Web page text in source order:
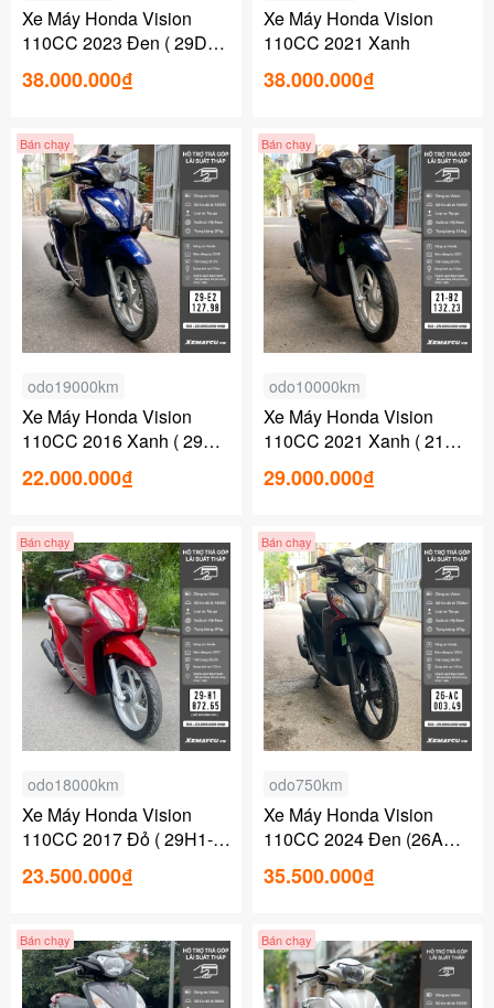
Xe Máy Honda Vision
110CC 2023 Đen ( 29D2-
752.54 )
38.000.000₫
Xe Máy Honda Vision
110CC 2021 Xanh
38.000.000₫
Bán chạy
odo19000km
Xe Máy Honda Vision
110CC 2016 Xanh ( 29E2-
127.98 )
22.000.000₫
Bán chạy
odo10000km
Xe Máy Honda Vision
110CC 2021 Xanh ( 21B2-
132.23 )
29.000.000₫
Bán chạy
odo18000km
Xe Máy Honda Vision
110CC 2017 Đỏ ( 29H1-
872.65 )
23.500.000₫
Bán chạy
odo750km
Xe Máy Honda Vision
110CC 2024 Đen (26AC-
003.49)
35.500.000₫
Bán chạy Bán chạy